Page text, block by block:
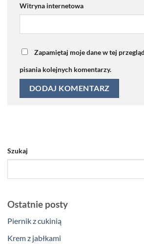
Witryna internetowa
Zapamiętaj moje dane w tej
pisania kolejnych komentarzy.
Szukaj
Ostatnie posty
Piernik z cukinią
Krem z jabłkami